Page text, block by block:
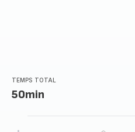
TEMPS TOTAL
50min